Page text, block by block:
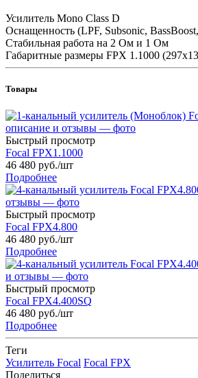
Усилитель Mono Class D
Оснащенность (LPF, Subsonic,
Стабильная работа на 2 Ом и 1 Ом
Габаритные размеры FPX 1.1000
Товары
Быстрый просмотр
Focal FPX1.1000
46 480 руб./шт
Подробнее
Быстрый просмотр
Focal FPX4.800
46 480 руб./шт
Подробнее
Быстрый просмотр
Focal FPX4.400SQ
46 480 руб./шт
Подробнее
Теги
Усилитель Focal Focal FPX
Поделиться